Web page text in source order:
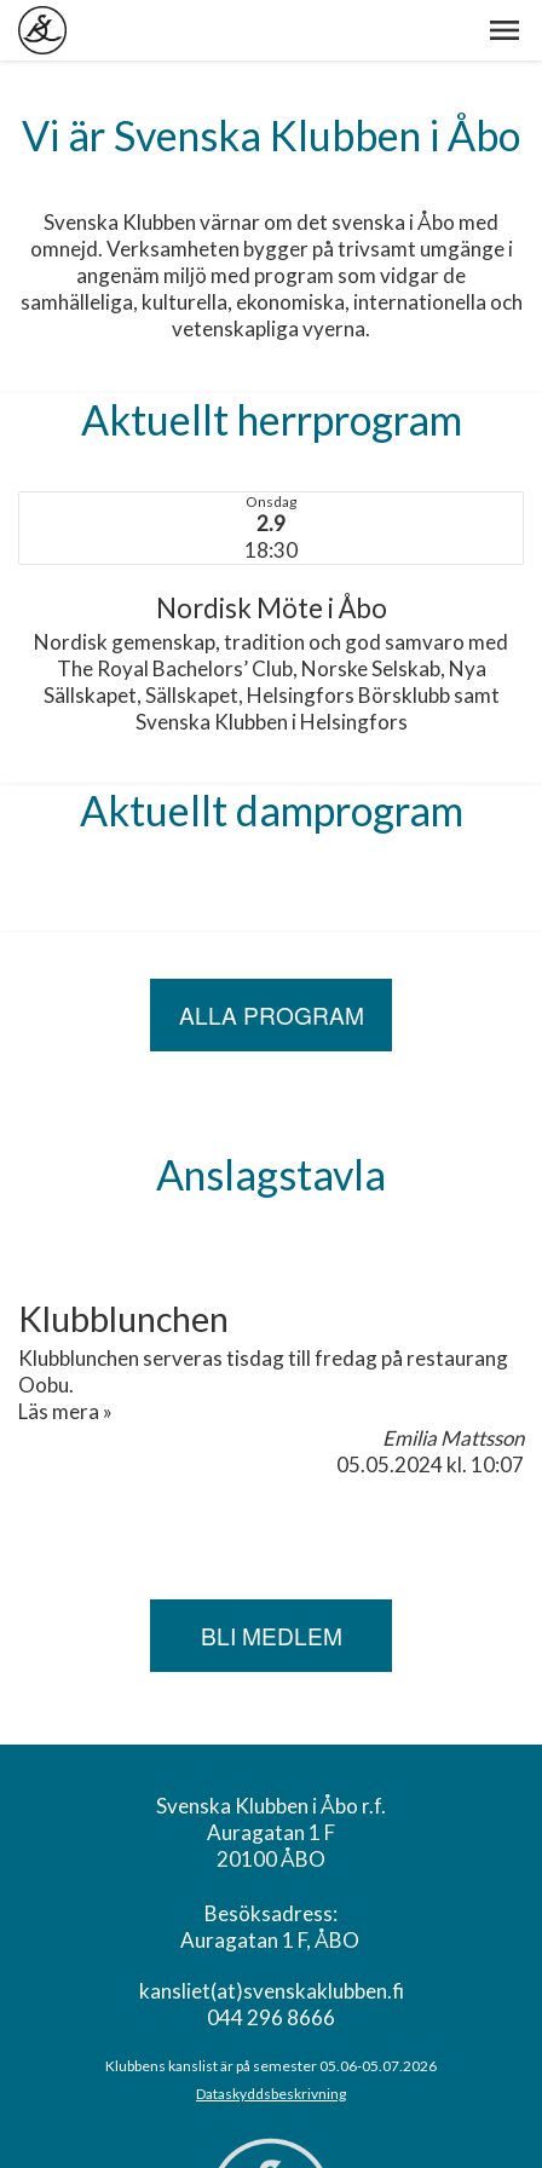
Vi är Svenska Klubben i Åbo
Svenska Klubben värnar om det svenska i Åbo med
omnejd. Verksamheten bygger på trivsamt umgänge i
angenäm miljö med program som vidgar de
samhälleliga, kulturella, ekonomiska, internationella och
vetenskapliga vyerna.
Aktuellt herrprogram
Onsdag
2.9
18:30
Nordisk Möte i Åbo
Nordisk gemenskap, tradition och god samvaro med
The Royal Bachelors’ Club, Norske Selskab, Nya
Sällskapet, Sällskapet, Helsingfors Börsklubb samt
Svenska Klubben i Helsingfors
Aktuellt damprogram
ALLA PROGRAM
Anslagstavla
Klubblunchen
Klubblunchen serveras tisdag till fredag på restaurang
Oobu.
Läs mera »
Emilia Mattsson
05.05.2024kl. 10:07
BLI MEDLEM
Svenska Klubben i Åbo r.f.
Auragatan 1 F
20100 ÅBO
Besöksadress:
Auragatan 1 F, ÅBO
kansliet(at)svenskaklubben.fi
044 296 8666
Klubbens kanslist är på semester 05.06-05.07.2026
Dataskyddsbeskrivning